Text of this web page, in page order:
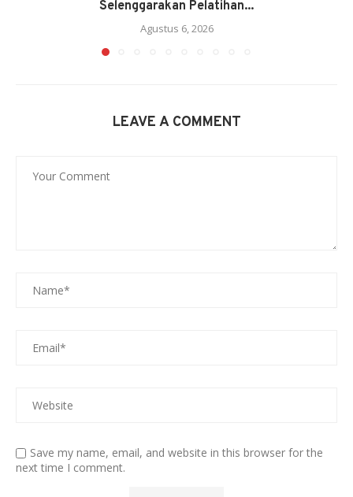
Selenggarakan Pelatihan...
Agustus 6, 2026
LEAVE A COMMENT
Save my name, email, and website in this browser for the
next time I comment.